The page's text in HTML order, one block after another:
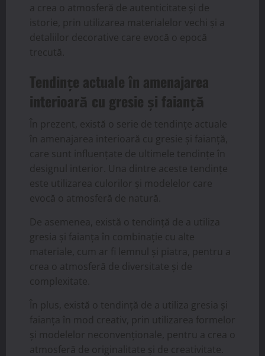
a crea o atmosferă de autenticitate și de
istorie, prin utilizarea materialelor vechi și a
detaliilor decorative care evocă o epocă
trecută.
Tendințe actuale în amenajarea
interioară cu gresie și faianță
În prezent, există o serie de tendințe actuale
în amenajarea interioară cu gresie și faianță,
care sunt influențate de ultimele tendințe în
designul interior. Una dintre aceste tendințe
este utilizarea culorilor și modelelor care
evocă o atmosferă de natură.
De asemenea, există o tendință de a utiliza
gresia și faianța în combinație cu alte
materiale, cum ar fi lemnul și piatra, pentru a
crea o atmosferă de diversitate și de
complexitate.
În plus, există o tendință de a utiliza gresia și
faianța în mod creativ, prin utilizarea formelor
și modelelor neconvenționale, pentru a crea o
atmosferă de originalitate și de creativitate.